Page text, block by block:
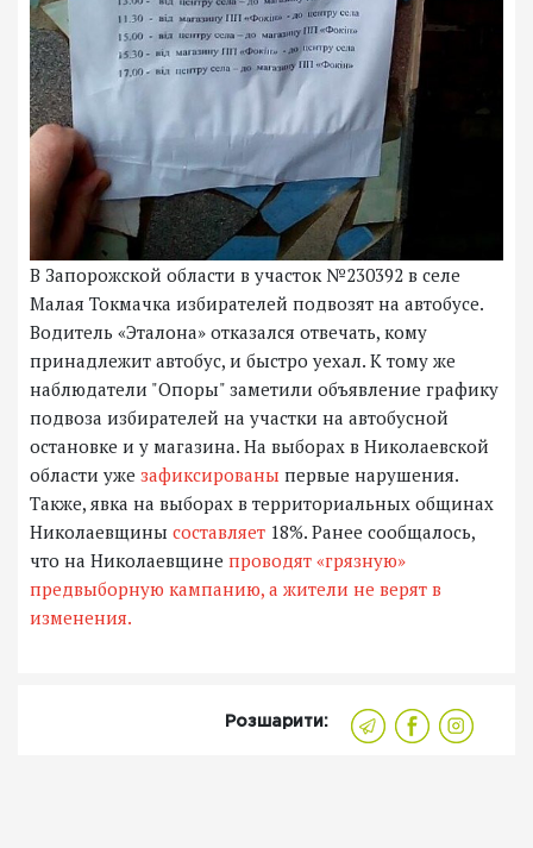
В Запорожской области в участок №230392 в селе
Малая Токмачка избирателей подвозят на автобусе.
Водитель «Эталона» отказался отвечать, кому
принадлежит автобус, и быстро уехал. К тому же
наблюдатели "Опоры" заметили объявление графику
подвоза избирателей на участки на автобусной
остановке и у магазина. На выборах в Николаевской
области уже зафиксированы первые нарушения.
Также, явка на выборах в территориальных общинах
Николаевщины составляет 18%. Ранее сообщалось,
что на Николаевщине проводят «грязную»
предвыборную кампанию, а жители не верят в
изменения.
Розшарити: